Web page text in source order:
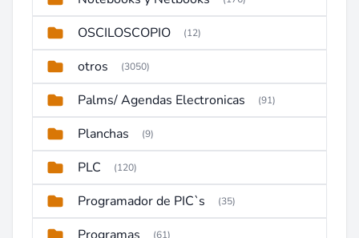
OSCILOSCOPIO (12)
otros (3050)
Palms/ Agendas Electronicas (91)
Planchas (9)
PLC (120)
Programador de PIC`s (35)
(61)